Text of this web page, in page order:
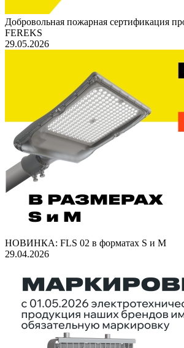
Добровольная пожарная сертификация
FEREKS
29.05.2026
НОВИНКА: FLS 02 в форматах S и M
29.04.2026